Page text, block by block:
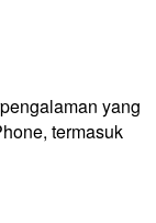
yang
termasuk